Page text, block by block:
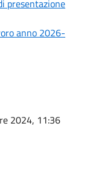
presentazione
anno 2026-
2024, 11:36